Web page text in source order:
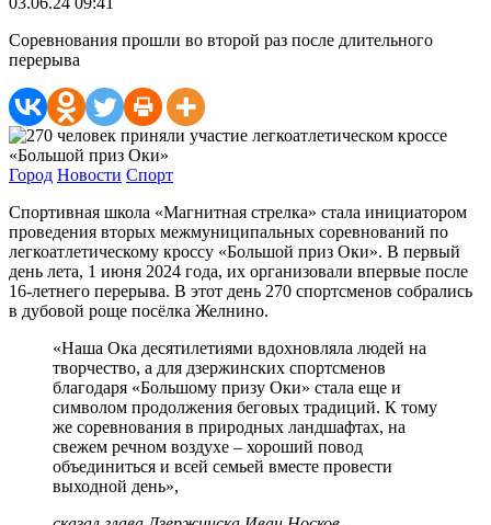
Соревнования прошли во второй раз после длительного
перерыва
Город Новости Спорт
Спортивная школа «Магнитная стрелка» стала инициатором
проведения вторых межмуниципальных соревнований по
легкоатлетическому кроссу «Большой приз Оки». В первый
день лета, 1 июня 2024 года, их организовали впервые после
16-летнего перерыва. В этот день 270 спортсменов собрались
в дубовой роще посёлка Желнино.
«Наша Ока десятилетиями вдохновляла людей на
творчество, а для дзержинских спортсменов
благодаря «Большому призу Оки» стала еще и
символом продолжения беговых традиций. К тому
же соревнования в природных ландшафтах, на
свежем речном воздухе – хороший повод
объединиться и всей семьей вместе провести
выходной день»,